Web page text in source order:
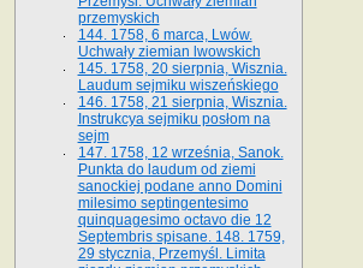
przemyskich
144. 1758, 6 marca, Lwów.
Uchwały ziemian lwowskich
145. 1758, 20 sierpnia, Wisznia.
Laudum sejmiku wiszeńskiego
146. 1758, 21 sierpnia, Wisznia.
Instrukcya sejmiku posłom na
sejm
147. 1758, 12 września, Sanok.
Punkta do laudum od ziemi
sanockiej podane anno Domini
milesimo septingentesimo
quinquagesimo octavo die 12
Septembris spisane. 148. 1759,
29 stycznia, Przemyśl. Limita